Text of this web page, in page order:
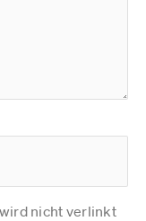
nicht verlinkt